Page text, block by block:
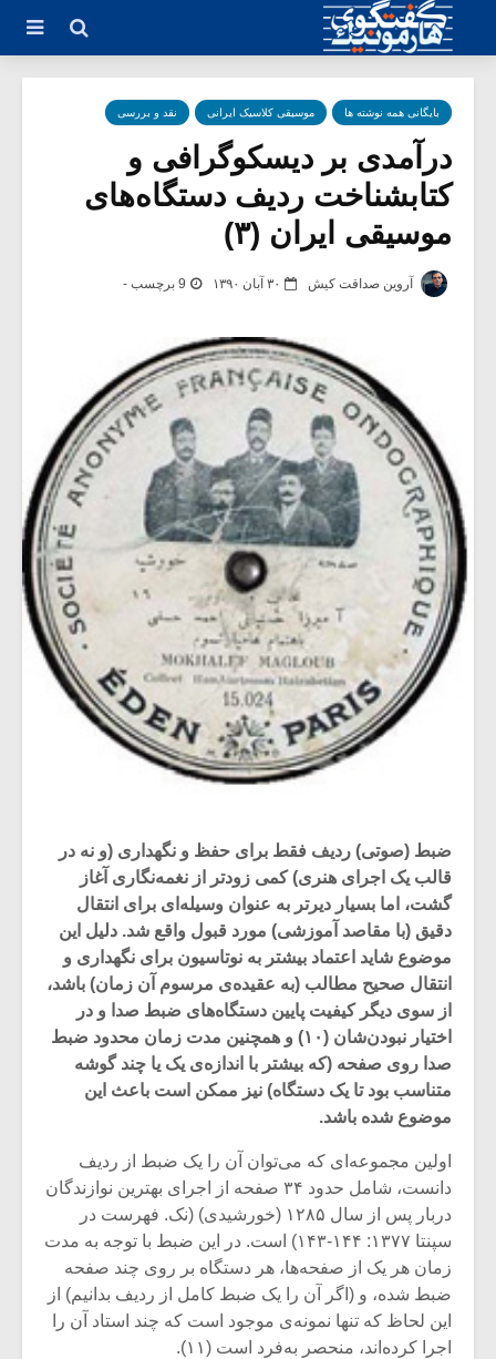
بایگانی همه نوشته ها موسیقی کلاسیک ایرانی نقد و بررسی
در‌آمدی بر دیسکوگرافی و
کتابشناخت ردیف دستگاه‌های
موسیقی ایران (۳)
آروین صداقت کیش ۳۰ آبان ۱۳۹۰ 9 برچسب -
ضبط (صوتی) ردیف فقط برای حفظ و نگهداری (و نه در
قالب یک اجرای هنری) کمی زودتر از نغمه‌نگاری آغاز
گشت، اما بسیار دیرتر به عنوان وسیله‌ای برای انتقال
دقیق (با مقاصد آموزشی) مورد قبول واقع شد. دلیل این
موضوع شاید اعتماد بیشتر به نوتاسیون برای نگهداری و
انتقال صحیح مطالب (به عقیده‌ی مرسوم آن زمان) باشد،
از سوی دیگر کیفیت پایین دستگاه‌های ضبط صدا و در
اختیار نبودن‌شان (۱۰) و همچنین مدت زمان محدود ضبط
صدا روی صفحه (که بیشتر با اندازه‌ی یک یا چند گوشه
متناسب بود تا یک دستگاه) نیز ممکن است باعث این
موضوع شده باشد.
اولین مجموعه‌ای که می‌توان آن را یک ضبط از ردیف
دانست، شامل حدود ۳۴ صفحه از اجرای بهترین نوازندگان
دربار پس از سال ۱۲۸۵ (خورشیدی) (نک. فهرست در
سپنتا ۱۳۷۷: ۱۴۴-۱۴۳) است. در این ضبط با توجه به مدت
زمان هر یک از صفحه‌ها، هر دستگاه بر روی چند صفحه
ضبط شده، و (اگر آن را یک ضبط کامل از ردیف بدانیم) از
این لحاظ که تنها نمونه‌ی موجود است که چند استاد آن را
اجرا کرده‌اند، منحصر به‌فرد است (۱۱).
میکلوش روژا موریس ژار